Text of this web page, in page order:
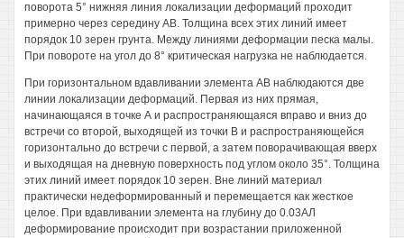
поворота 5° нижняя линия локализации деформаций проходит
примерно через середину АВ. Толщина всех этих линий имеет
порядок 10 зерен грунта. Между линиями деформации песка малы.
При повороте на угол до 8° критическая нагрузка не наблюдается.
При горизонтальном вдавливании элемента АВ наблюдаются две
линии локализации деформаций. Первая из них прямая,
начинающаяся в точке А и распространяющаяся вправо и вниз до
встречи со второй, выходящей из точки В и распространяющейся
горизонтально до встречи с первой, а затем поворачивающая вверх
и выходящая на дневную поверхность под углом около 35°. Толщина
этих линий имеет порядок 10 зерен. Вне линий материал
практически недеформированный и перемещается как жесткое
целое. При вдавливании элемента на глубину до 0.03АЛ
деформирование происходит при возрастании приложенной